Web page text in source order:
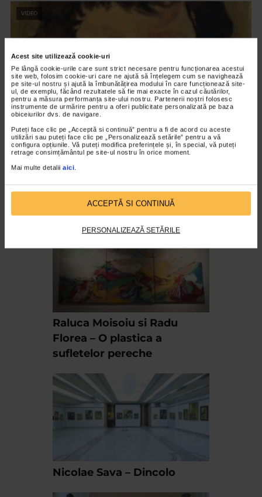
Acest site utilizează cookie-uri
Pe lângă cookie-urile care sunt strict necesare pentru funcționarea acestui
site web, folosim cookie-uri care ne ajută să înțelegem cum se navighează
pe site-ul nostru și ajută la îmbunătățirea modului în care funcționează site-
ul, de exemplu, făcând rezultatele să fie mai exacte în cazul căutărilor,
pentru a măsura performanța site-ului nostru. Partenerii noștri folosesc
instrumente de urmărire pentru a oferi publicitate personalizată pe baza
obiceiurilor dvs. de navigare.
Puteți face clic pe „Acceptă si continuă” pentru a fi de acord cu aceste
utilizări sau puteți face clic pe „Personalizează setările” pentru a vă
configura opțiunile. Vă puteți modifica preferințele și, în special, vă puteți
retrage consimțământul pe site-ul nostru în orice moment.
Mai multe detalii aici
ACCEPTĂ SI CONTINUĂ
PERSONALIZEAZĂ SETĂRILE
VIDEO
CLIPA DE ARTA
Nicolae Tonitza – Pictor al copiilor
RECOMANDĂRI
Raluca Moisoiu si Radu
Florea – O plastica a
sufletelor pereche
Nicolae Sava – Dincolo